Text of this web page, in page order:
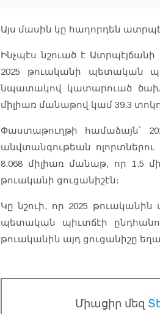
Այս մասին կը հաղորդեն
Ինչպէս նշուած է
2025 թուականի պետական
նպատակով կատարուած
միլիառ մանաթով կամ 39.3
Փաստաթուղթի համաձայն՝
անվտանգութեան
8.068 միլիառ մանաթ, որ 1.5
թուականի ցուցանիշէն։
Կը նշուի, որ 2025
պետական պիւտճէի
թուականին այդ ցուցանիշը
Միացիր մեզ